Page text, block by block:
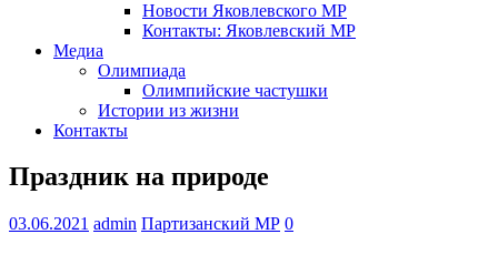
Новости Яковлевского МР
Контакты: Яковлевский МР
Медиа
Олимпиада
Олимпийские частушки
Истории из жизни
Контакты
Праздник на природе
03.06.2021 admin Партизанский МР 0